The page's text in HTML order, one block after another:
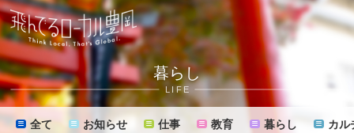
暮らし
LIFE
全て お知らせ 仕事 教育 暮らし カル